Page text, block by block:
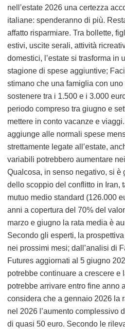
nell’estate 2026 una certezza
italiane: spenderanno di più.
affatto risparmiare. Tra bollette,
estivi, uscite serali, attività
domestici, l’estate si trasforma in
stagione di spese aggiuntive;
stimano che una famiglia con
sostenere tra i 1.500 e i 3.000
periodo compreso tra giugno e
mettere in conto vacanze e
aggiunge alle normali spese
strettamente legate all’estate,
variabili potrebbero aumentare
Qualcosa, in senso negativo, si è
dello scoppio del conflitto in Iran,
mutuo medio standard (126.000
anni a copertura del 70% del
marzo e giugno la rata media è
Secondo gli esperti, la
nei prossimi mesi; dall’analisi di
Futures aggiornati al 5 giugno
potrebbe continuare a crescere e
potrebbe arrivare entro fine anno
considera che a gennaio 2026 la
nel 2026 l’aumento complessivo
di quasi 50 euro. Secondo le